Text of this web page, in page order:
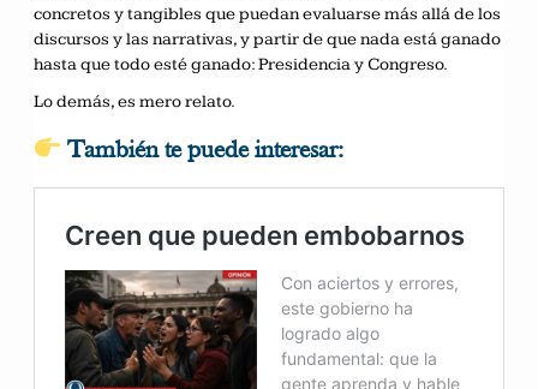
concretos y tangibles que puedan evaluarse más allá de los
discursos y las narrativas, y partir de que nada está ganado
hasta que todo esté ganado: Presidencia y Congreso.
Lo demás, es mero relato.
También te puede interesar: